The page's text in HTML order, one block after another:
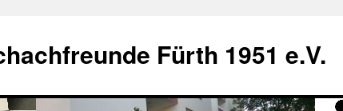
Fürth 1951 e.V.